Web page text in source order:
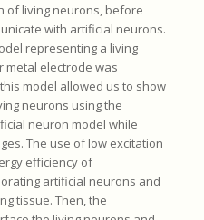
of living neurons, before
with artificial neurons.
representing a living
metal electrode was
model allowed us to show
neurons using the
neuron model while
The use of low excitation
efficiency of
artificial neurons and
tissue. Then, the